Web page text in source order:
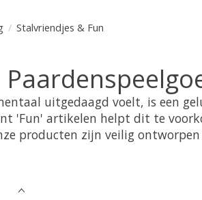
/ Stalvriendjes & Fun
uitgedaagd voelt, is een
'Fun' artikelen helpt dit te
producten zijn veilig